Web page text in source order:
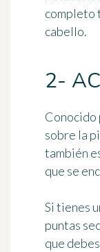
completo
cabello.
2-
Conocido
sobre la
también
que se
Si tienes
puntas
que